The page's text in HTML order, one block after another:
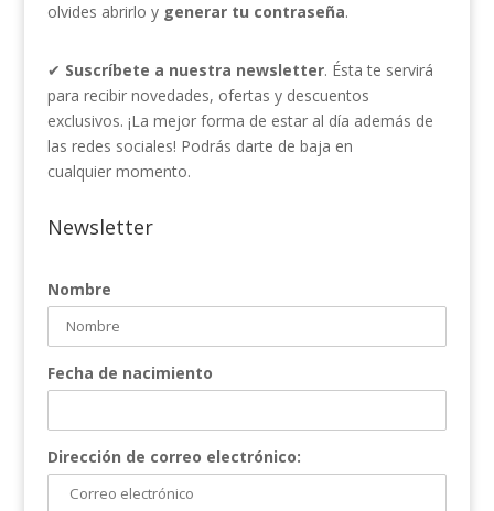
olvides abrirlo y generar tu contraseña.
✔ Suscríbete a nuestra newsletter. Ésta te servirá
para recibir novedades, ofertas y descuentos
exclusivos. ¡La mejor forma de estar al día además de
las redes sociales! Podrás darte de baja en
cualquier momento.
Newsletter
Nombre
Fecha de nacimiento
Dirección de correo electrónico: